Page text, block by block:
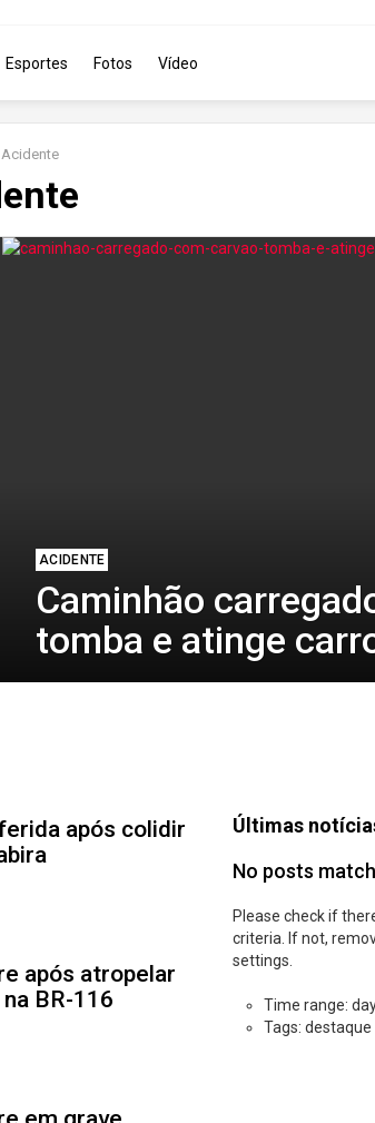
Esportes Fotos Vídeo
Acidente
ACIDENTE
Caminhão
tomba e atinge
após colidir
após atropelar
BR-116
Últimas
No posts
Please check if
criteria. If not,
settings.
Time range:
Tags: destaque